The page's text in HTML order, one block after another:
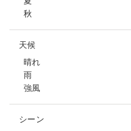
秋
天候
晴れ
雨
強風
シーン